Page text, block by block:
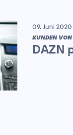
09. Juni 2020
KUNDEN
DAZN